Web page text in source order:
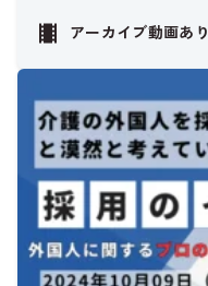
アーカイブ動画あり